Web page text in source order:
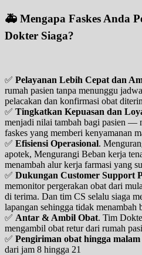
🚑 Mengapa Faskes Anda
Dokter Siaga?
✅ Pelayanan Lebih Cepat dan
rumah pasien tanpa menunggu
pelacakan dan konfirmasi obat
✅ Tingkatkan Kepuasan dan
menjadi nilai tambah bagi pasien —
faskes yang memberi kenyamanan
✅ Efisiensi Operasional.
apotek, Mengurangi Beban kerja
menambah alur kerja farmasi yang
✅ Dukungan Customer Support
memonitor pergerakan obat dari
di terima. Dan tim CS selalu siaga
lapangan sehingga tidak menambah
✅ Antar & Ambil Obat. Tim
mengambil obat retur dari rumah
✅ Pengiriman obat hingga
dari jam 8 hingga 21